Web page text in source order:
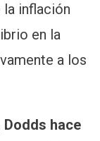
inflación
en la
a los
Dodds hace